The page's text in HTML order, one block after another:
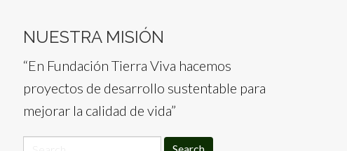
NUESTRA MISIÓN
“En Fundación Tierra Viva hacemos
proyectos de desarrollo sustentable para
mejorar la calidad de vida”